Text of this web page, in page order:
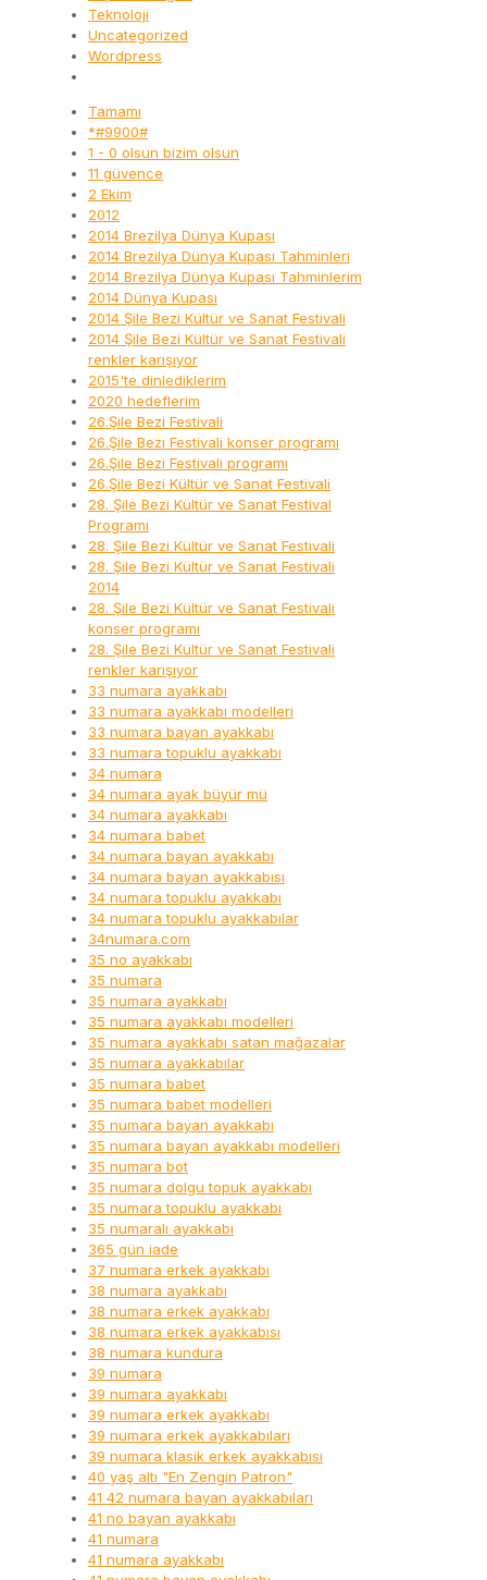
Teknoloji
Uncategorized
Wordpress
Tamamı
*#9900#
1 - 0 olsun bizim olsun
11 güvence
2 Ekim
2012
2014 Brezilya Dünya Kupası
2014 Brezilya Dünya Kupası Tahminleri
2014 Brezilya Dünya Kupası Tahminlerim
2014 Dünya Kupası
2014 Şile Bezi Kültür ve Sanat Festivali
2014 Şile Bezi Kültür ve Sanat Festivali
renkler karışıyor
2015'te dinlediklerim
2020 hedeflerim
26.Şile Bezi Festivali
26.Şile Bezi Festivali konser programı
26.Şile Bezi Festivali programı
26.Şile Bezi Kültür ve Sanat Festivali
28. Şile Bezi Kültür ve Sanat Festival
Programı
28. Şile Bezi Kültür ve Sanat Festivali
28. Şile Bezi Kültür ve Sanat Festivali
2014
28. Şile Bezi Kültür ve Sanat Festivali
konser programı
28. Şile Bezi Kültür ve Sanat Festivali
renkler karışıyor
33 numara ayakkabı
33 numara ayakkabı modelleri
33 numara bayan ayakkabı
33 numara topuklu ayakkabı
34 numara
34 numara ayak büyür mü
34 numara ayakkabı
34 numara babet
34 numara bayan ayakkabı
34 numara bayan ayakkabısı
34 numara topuklu ayakkabı
34 numara topuklu ayakkabılar
34numara.com
35 no ayakkabı
35 numara
35 numara ayakkabı
35 numara ayakkabı modelleri
35 numara ayakkabı satan mağazalar
35 numara ayakkabılar
35 numara babet
35 numara babet modelleri
35 numara bayan ayakkabı
35 numara bayan ayakkabı modelleri
35 numara bot
35 numara dolgu topuk ayakkabı
35 numara topuklu ayakkabı
35 numaralı ayakkabı
365 gün iade
37 numara erkek ayakkabı
38 numara ayakkabı
38 numara erkek ayakkabı
38 numara erkek ayakkabısı
38 numara kundura
39 numara
39 numara ayakkabı
39 numara erkek ayakkabı
39 numara erkek ayakkabıları
39 numara klasik erkek ayakkabısı
40 yaş altı "En Zengin Patron"
41 42 numara bayan ayakkabıları
41 no bayan ayakkabı
41 numara
41 numara ayakkabı